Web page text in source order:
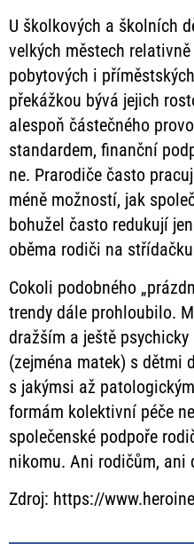
U školkových a školních
velkých městech
pobytových i
překážkou bývá jejich
alespoň částečného
standardem, finanční
ne. Prarodiče často
méně možností, jak
bohužel často redukují
oběma rodiči na
Cokoli podobného
trendy dále prohloubilo.
dražším a ještě
(zejména matek) s dětmi
s jakýmsi až
formám kolektivní péče
společenské podpoře
nikomu. Ani rodičům, ani
Zdroj: https://